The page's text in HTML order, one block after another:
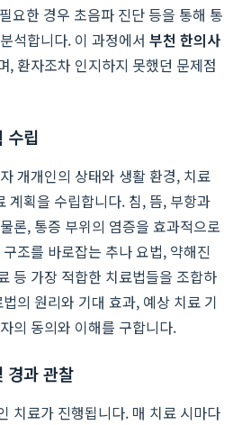
요한 경우 초음파 진단 등을 통해 통
석합니다. 이 과정에서 부천 한의사
, 환자조차 인지하지 못했던 문제점
수립
개개인의 상태와 생활 환경, 치료
계획을 수립합니다. 침, 뜸, 부항과
론, 통증 부위의 염증을 효과적으로
조를 바로잡는 추나 요법, 약해진
등 가장 적합한 치료법들을 조합하
의 원리와 기대 효과, 예상 치료 기
의 동의와 이해를 구합니다.
경과 관찰
치료가 진행됩니다. 매 치료 시마다